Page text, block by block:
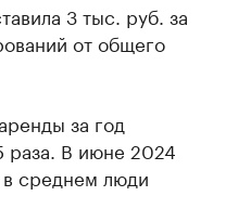
3 тыс. руб. за
от общего
за год
раза. В июне 2024
в среднем люди